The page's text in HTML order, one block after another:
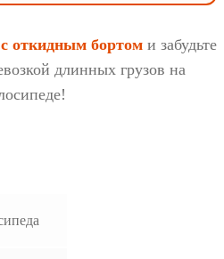
откидным бортом и забудьте
длинных грузов на